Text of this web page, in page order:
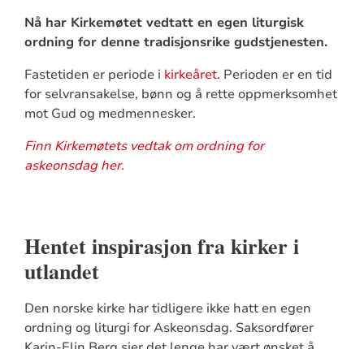
Nå har Kirkemøtet vedtatt en egen liturgisk
ordning for denne tradisjonsrike gudstjenesten.
Fastetiden er periode i kirkeåret. Perioden er en tid
for selvransakelse, bønn og å rette oppmerksomhet
mot Gud og medmennesker.
Finn Kirkemøtets vedtak om ordning for
askeonsdag her.
Hentet inspirasjon fra kirker i
utlandet
Den norske kirke har tidligere ikke hatt en egen
ordning og liturgi for Askeonsdag. Saksordfører